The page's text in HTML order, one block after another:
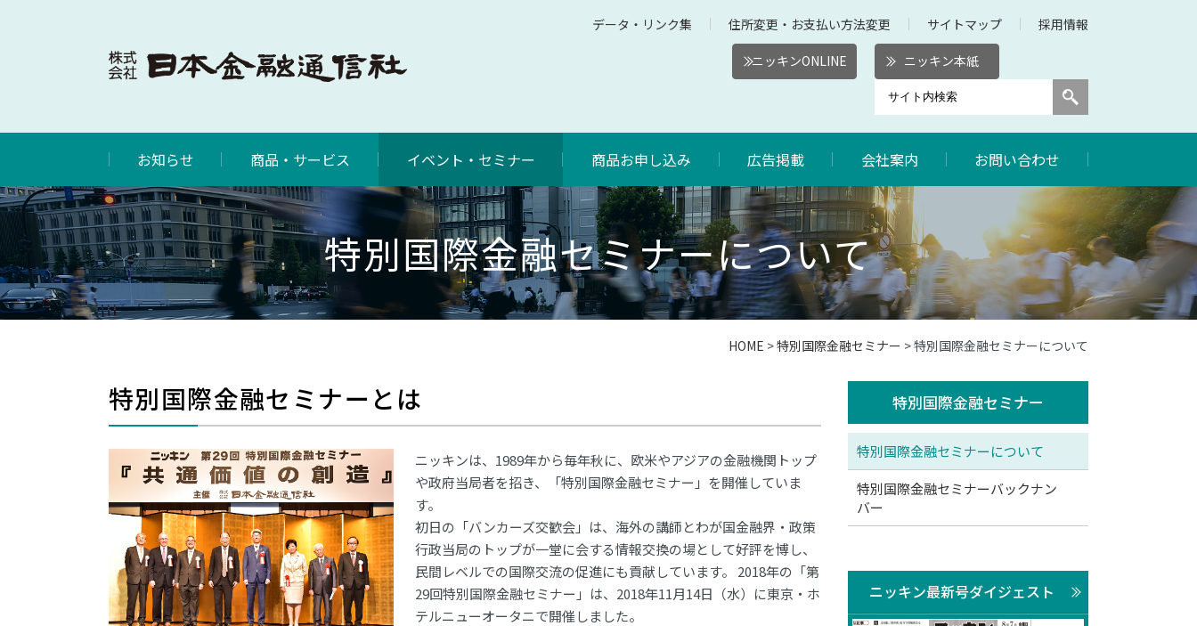
データ・リンク集 住所変更・お支払い方法変更 サイトマップ 採用情報
ニッキンONLINE ニッキン本紙
お知らせ 商品・サービス イベント・セミナー 商品お申し込み 広告掲載 会社案内 お問い合わせ
特別国際金融セミナーについて
HOME >特別国際金融セミナー > 特別国際金融セミナーについて
特別国際金融セミナーとは
ニッキンは、1989年から毎年秋に、欧米やアジアの金融機関トップ
や政府当局者を招き、「特別国際金融セミナー」を開催していま
す。
初日の「バンカーズ交歓会」は、海外の講師とわが国金融界・政策
行政当局のトップが一堂に会する情報交換の場として好評を博し、
民間レベルでの国際交流の促進にも貢献しています。 2018年の「第
29回特別国際金融セミナー」は、2018年11月14日（水）に東京・ホ
テルニューオータニで開催しました。
特別国際金融セミナー
特別国際金融セミナーについて
特別国際金融セミナーバックナン
バー
ニッキン最新号ダイジェスト